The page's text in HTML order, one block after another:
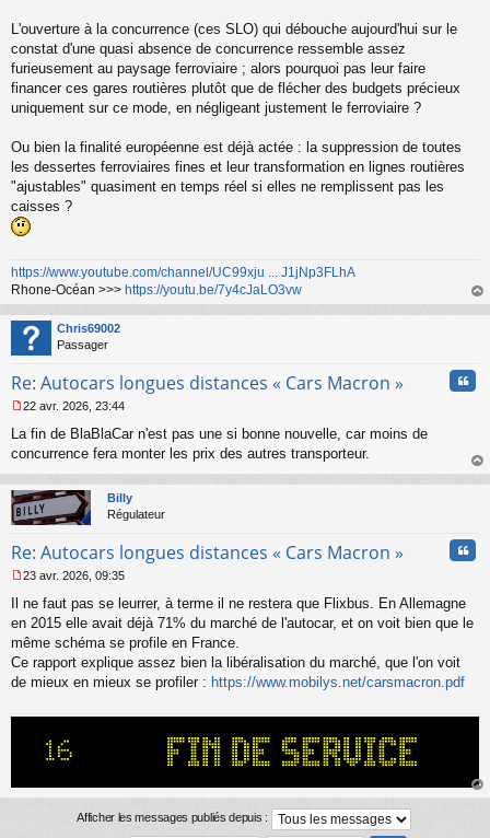
L'ouverture à la concurrence (ces SLO) qui débouche aujourd'hui sur le
constat d'une quasi absence de concurrence ressemble assez
furieusement au paysage ferroviaire ; alors pourquoi pas leur faire
financer ces gares routières plutôt que de flécher des budgets précieux
uniquement sur ce mode, en négligeant justement le ferroviaire ?
Ou bien la finalité européenne est déjà actée : la suppression de toutes
les dessertes ferroviaires fines et leur transformation en lignes routières
"ajustables" quasiment en temps réel si elles ne remplissent pas les
caisses ?
https://www.youtube.com/channel/UC99xju ... J1jNp3FLhA
Rhone-Océan >>> https://youtu.be/7y4cJaLO3vw
au
Chris69002
Passager
Re: Autocars longues distances « Cars Macron »
e
s
a
g
e
o
l
u
22 avr. 2026, 23:44
La fin de BlaBlaCar n'est pas une si bonne nouvelle, car moins de
concurrence fera monter les prix des autres transporteur.
au
Billy
Régulateur
Re: Autocars longues distances « Cars Macron »
e
s
s
g
e
o
23 avr. 2026, 09:35
Il ne faut pas se leurrer, à terme il ne restera que Flixbus. En Allemagne
en 2015 elle avait déjà 71% du marché de l'autocar, et on voit bien que le
même schéma se profile en France.
Ce rapport explique assez bien la libéralisation du marché, que l'on voit
de mieux en mieux se profiler : https://www.mobilys.net/carsmacron.pdf
au
Afficher les messages publiés depuis :